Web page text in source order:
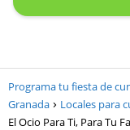
Programa tu fiesta de
Granada
Locales para
El Ocio Para Ti, Para Tu